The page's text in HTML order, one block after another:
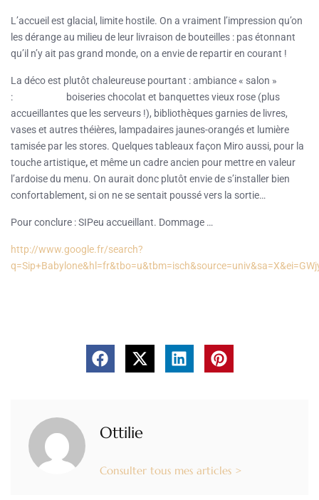
L’accueil est glacial, limite hostile. On a vraiment l’impression qu’on
les dérange au milieu de leur livraison de bouteilles : pas étonnant
qu’il n’y ait pas grand monde, on a envie de repartir en courant !
La déco est plutôt chaleureuse pourtant : ambiance « salon »
: boiseries chocolat et banquettes vieux rose (plus
accueillantes que les serveurs !), bibliothèques garnies de livres,
vases et autres théières, lampadaires jaunes-orangés et lumière
tamisée par les stores. Quelques tableaux façon Miro aussi, pour la
touche artistique,et même un cadre ancien pour mettre en valeur
l’ardoise du menu. On aurait donc plutôt envie de s’installer bien
confortablement, si on ne se sentait poussé vers la sortie…
Pour conclure : SIPeu accueillant. Dommage …
http://www.google.fr/search?
Ottilie
Consulter tous mes articles >